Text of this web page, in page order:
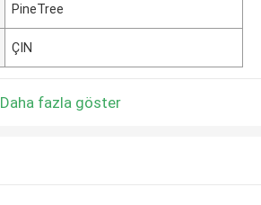
PineTree
ÇIN
Daha fazla göster